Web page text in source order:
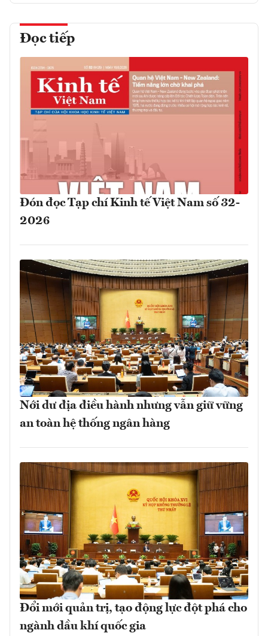
Đọc tiếp
Đón đọc Tạp chí Kinh tế Việt Nam số 32-
2026
Nới dư địa điều hành nhưng vẫn giữ vững
an toàn hệ thống ngân hàng
Đổi mới quản trị, tạo động lực đột phá cho
ngành dầu khí quốc gia